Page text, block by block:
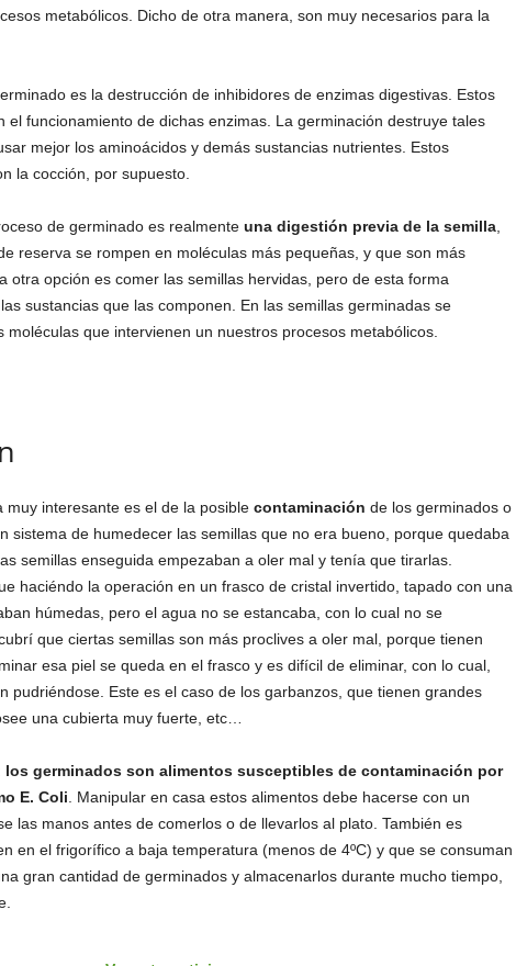
metabólicos. Dicho de otra manera, son muy necesarios para la
es la destrucción de inhibidores de enzimas digestivas. Estos
el funcionamiento de dichas enzimas. La germinación destruye tales
mejor los aminoácidos y demás sustancias nutrientes. Estos
la cocción, por supuesto.
de germinado es realmente una digestión previa de la semilla,
reserva se rompen en moléculas más pequeñas, y que son más
otra opción es comer las semillas hervidas, pero de esta forma
sustancias que las componen. En las semillas germinadas se
moléculas que intervienen un nuestros procesos metabólicos.
interesante es el de la posible contaminación de los germinados o
sistema de humedecer las semillas que no era bueno, porque quedaba
semillas enseguida empezaban a oler mal y tenía que tirarlas.
haciéndo la operación en un frasco de cristal invertido, tapado con una
húmedas, pero el agua no se estancaba, con lo cual no se
que ciertas semillas son más proclives a oler mal, porque tienen
esa piel se queda en el frasco y es difícil de eliminar, con lo cual,
pudriéndose. Este es el caso de los garbanzos, que tienen grandes
una cubierta muy fuerte, etc…
los germinados son alimentos susceptibles de contaminación por
E. Coli. Manipular en casa estos alimentos debe hacerse con un
las manos antes de comerlos o de llevarlos al plato. También es
en el frigorífico a baja temperatura (menos de 4ºC) y que se consuman
gran cantidad de germinados y almacenarlos durante mucho tiempo,